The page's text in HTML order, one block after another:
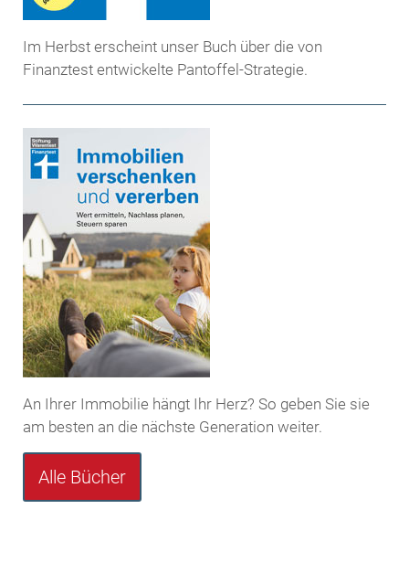
Im Herbst erscheint unser Buch über die von
Finanztest entwickelte Pantoffel-Strategie.
An Ihrer Immobilie hängt Ihr Herz? So geben Sie sie
am besten an die nächste Generation weiter.
Alle Bücher